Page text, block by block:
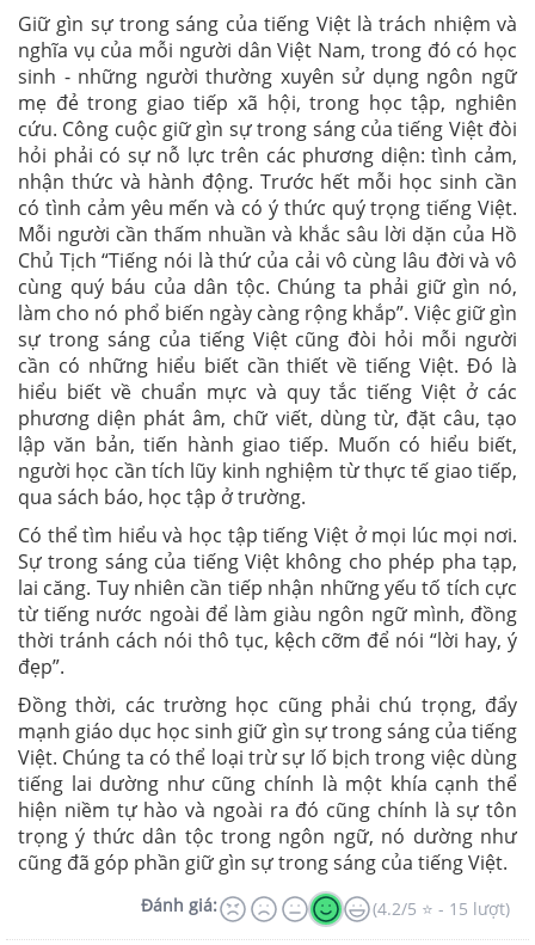
Giữ gìn sự trong sáng của tiếng Việt là trách nhiệm và
nghĩa vụ của mỗi người dân Việt Nam, trong đó có học
sinh - những người thường xuyên sử dụng ngôn ngữ
mẹ đẻ trong giao tiếp xã hội, trong học tập, nghiên
cứu. Công cuộc giữ gìn sự trong sáng của tiếng Việt đòi
hỏi phải có sự nỗ lực trên các phương diện: tình cảm,
nhận thức và hành động. Trước hết mỗi học sinh cần
có tình cảm yêu mến và có ý thức quý trọng tiếng Việt.
Mỗi người cần thấm nhuần và khắc sâu lời dặn của Hồ
Chủ Tịch “Tiếng nói là thứ của cải vô cùng lâu đời và vô
cùng quý báu của dân tộc. Chúng ta phải giữ gìn nó,
làm cho nó phổ biến ngày càng rộng khắp”. Việc giữ gìn
sự trong sáng của tiếng Việt cũng đòi hỏi mỗi người
cần có những hiểu biết cần thiết về tiếng Việt. Đó là
hiểu biết về chuẩn mực và quy tắc tiếng Việt ở các
phương diện phát âm, chữ viết, dùng từ, đặt câu, tạo
lập văn bản, tiến hành giao tiếp. Muốn có hiểu biết,
người học cần tích lũy kinh nghiệm từ thực tế giao tiếp,
qua sách báo, học tập ở trường.
Có thể tìm hiểu và học tập tiếng Việt ở mọi lúc mọi nơi.
Sự trong sáng của tiếng Việt không cho phép pha tạp,
lai căng. Tuy nhiên cần tiếp nhận những yếu tố tích cực
từ tiếng nước ngoài để làm giàu ngôn ngữ mình, đồng
thời tránh cách nói thô tục, kệch cỡm để nói “lời hay, ý
đẹp”.
Đồng thời, các trường học cũng phải chú trọng, đẩy
mạnh giáo dục học sinh giữ gìn sự trong sáng của tiếng
Việt. Chúng ta có thể loại trừ sự lố bịch trong việc dùng
tiếng lai dường như cũng chính là một khía cạnh thể
hiện niềm tự hào và ngoài ra đó cũng chính là sự tôn
trọng ý thức dân tộc trong ngôn ngữ, nó dường như
cũng đã góp phần giữ gìn sự trong sáng của tiếng Việt.
Đánh giá: (4.2/5 ⭐ - 15 lượt)